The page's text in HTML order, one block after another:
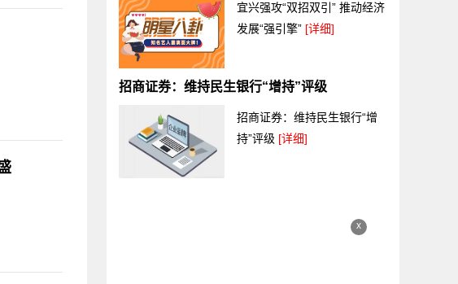
宜兴强攻“双招双引” 推动经济
发展“强引擎” [详细]
招商证券：维持民生银行“增持”评级
招商证券：维持民生银行“增
持”评级 [详细]
x